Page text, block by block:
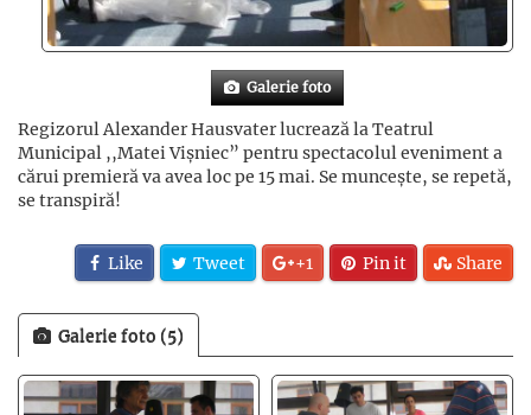
Galerie foto
Regizorul Alexander Hausvater lucrează la Teatrul
Municipal ,,Matei Vișniec” pentru spectacolul eveniment a
cărui premieră va avea loc pe 15 mai. Se muncește, se repetă,
se transpiră!
Like Tweet +1 Pin it Share
Galerie foto (5)